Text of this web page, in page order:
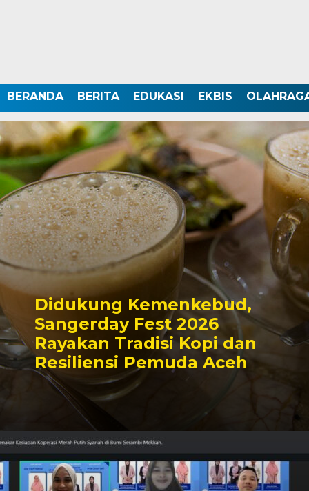
BERANDA BERITA EDUKASI EKBIS
Didukung Kemenkebud,
Sangerday Fest 2026
Rayakan Tradisi Kopi dan
Resiliensi Pemuda Aceh